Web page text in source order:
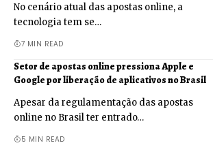
No cenário atual das apostas online, a
tecnologia tem se…
7 MIN READ
Setor de apostas online pressiona Apple e
Google por liberação de aplicativos no Brasil
Apesar da regulamentação das apostas
online no Brasil ter entrado…
5 MIN READ